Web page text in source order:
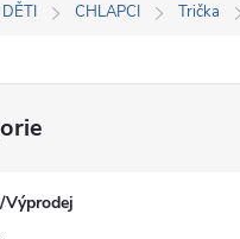
CHLAPCI Trička
Výprodej